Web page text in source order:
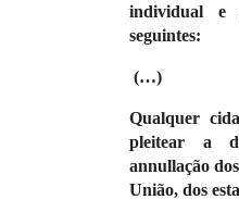
individual e
seguintes:
(…)
Qualquer
pleitear a
annullação
União, dos